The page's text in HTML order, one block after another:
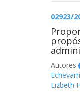
02923/
Autores
Lizbeth